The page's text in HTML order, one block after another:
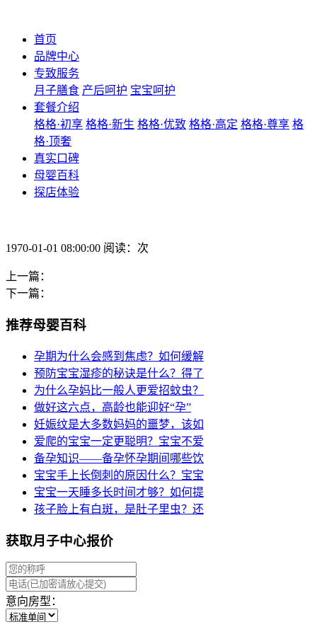
首页
品牌中心
专致服务
月子膳食 产后呵护 宝宝呵护
套餐介绍
格格·初享 格格·新生 格格·优致 格格·高定 格格·尊享 格
格·顶奢
真实口碑
母婴百科
探店体验
1970-01-01 08:00:00 阅读：次
上一篇：
下一篇：
推荐母婴百科
孕期为什么会感到焦虑？如何缓解
预防宝宝湿疹的秘诀是什么？得了
为什么孕妈比一般人更爱招蚊虫？
做好这六点，高龄也能迎好“孕”
妊娠纹是大多数妈妈的噩梦，该如
爱爬的宝宝一定更聪明？宝宝不爱
备孕知识——备孕怀孕期间哪些饮
宝宝手上长倒刺的原因什么？宝宝
宝宝一天睡多长时间才够？如何提
孩子脸上有白斑，是肚子里虫？还
获取月子中心报价
意向房型：